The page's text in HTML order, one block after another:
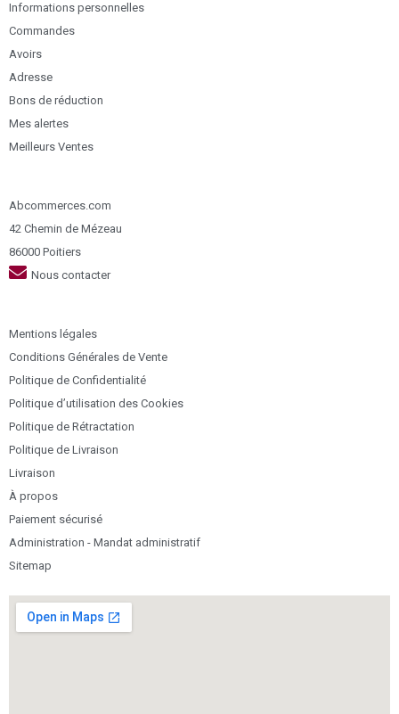
Informations personnelles
Commandes
Avoirs
Adresse
Bons de réduction
Mes alertes
Meilleurs Ventes
Abcommerces.com
42 Chemin de Mézeau
86000 Poitiers
Nous contacter
Mentions légales
Conditions Générales de Vente
Politique de Confidentialité
Politique d’utilisation des Cookies
Politique de Rétractation
Politique de Livraison
Livraison
À propos
Paiement sécurisé
Administration - Mandat administratif
Sitemap